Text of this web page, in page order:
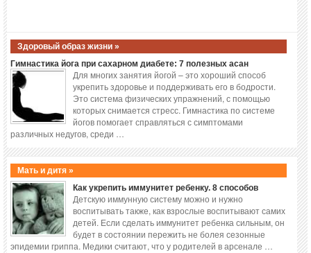
Здоровый образ жизни »
Гимнастика йога при сахарном диабете: 7 полезных асан
Для многих занятия йогой – это хороший способ
укрепить здоровье и поддерживать его в бодрости.
Это система физических упражнений, с помощью
которых снимается стресс. Гимнастика по системе
йогов помогает справляться с симптомами
различных недугов, среди …
Мать и дитя »
Как укрепить иммунитет ребенку. 8 способов
Детскую иммунную систему можно и нужно
воспитывать также, как взрослые воспитывают самих
детей. Если сделать иммунитет ребенка сильным, он
будет в состоянии пережить не болея сезонные
эпидемии гриппа. Медики считают, что у родителей в арсенале …